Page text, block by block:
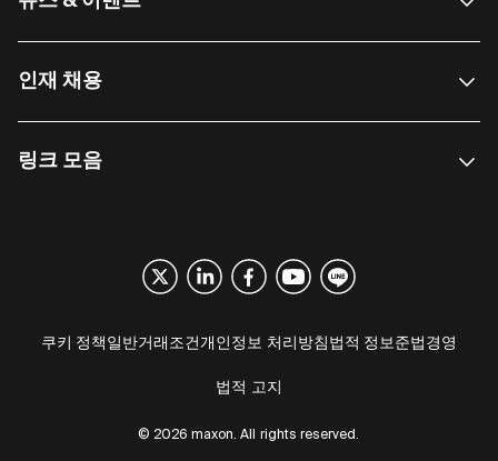
인재 채용
링크 모음
© 2026 maxon. All rights reserved.
쿠키 정책 일반거래조건개인정보 처리방침 법적 정보준법경영
법적 고지